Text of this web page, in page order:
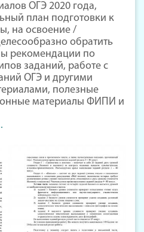
ОГЭ 2020 года,
план подготовки к
на освоение /
обратить
рекомендации по
заданий, работе с
ОГЭ и другими
полезные
материалы ФИПИ и